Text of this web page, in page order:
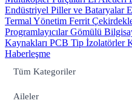
Endüstriyel Piller ve Bataryalar
Termal Yönetim Ferrit
ProgramlayıcılarGömülü
Kaynakları PCB Tip İzolatörler
Haberleşme
Tüm Kategoriler
Aileler